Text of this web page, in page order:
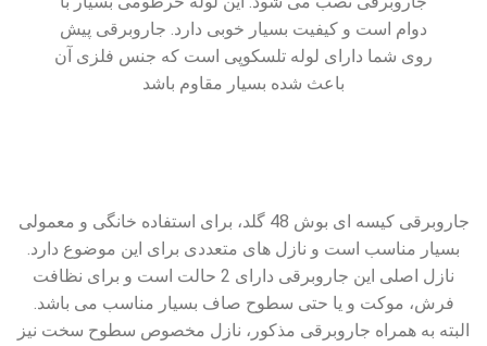
دوام است و کیفیت بسیار خوبی دارد. جاروبرقی پیش
روی شما دارای لوله تلسکوپی است که جنس فلزی آن
باعث شده بسیار مقاوم باشد
جاروبرقی کیسه ای بوش 48 گلد، برای استفاده خانگی و معمولی
بسیار مناسب است و نازل های متعددی برای این موضوع دارد.
نازل اصلی این جاروبرقی دارای 2 حالت است و برای نظافت
فرش، موکت و یا حتی سطوح صاف بسیار مناسب می باشد.
البته به همراه جاروبرقی مذکور، نازل مخصوص سطوح سخت نیز